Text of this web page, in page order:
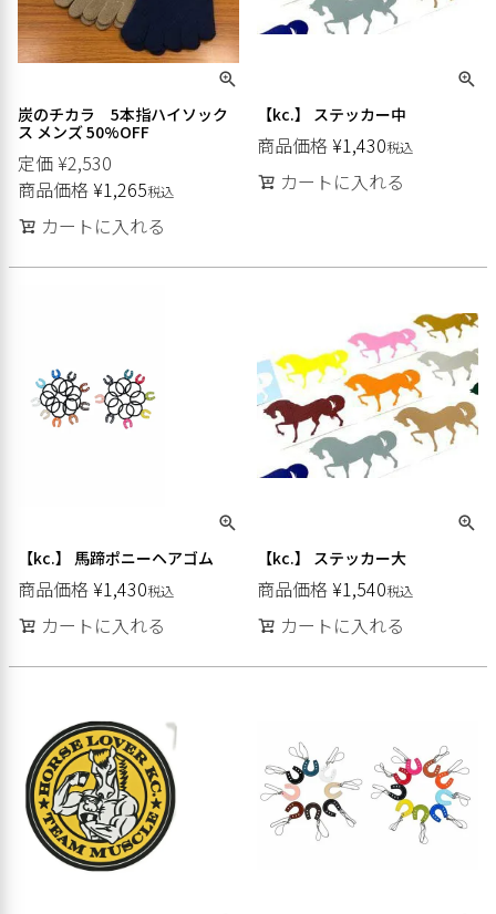
炭のチカラ 5本指ハイソック
ス メンズ 50%OFF
定価 ¥2,530
商品価格 ¥1,265税込
カートに入れる
【kc.】 ステッカー中
商品価格 ¥1,430税込
カートに入れる
【kc.】 馬蹄ポニーヘアゴム
商品価格 ¥1,430税込
カートに入れる
【kc.】 ステッカー大
商品価格 ¥1,540税込
カートに入れる